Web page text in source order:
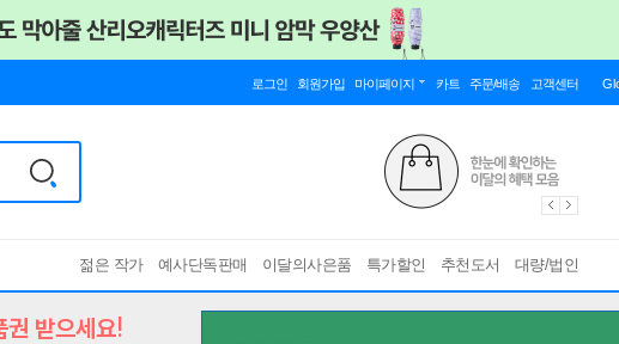
로그인 회원가입 마이페이지 카트 주문/배송 고객센터
젊은 작가 예사단독판매 이달의사은품 특가할인 추천도서 대량/법인
받으세요!